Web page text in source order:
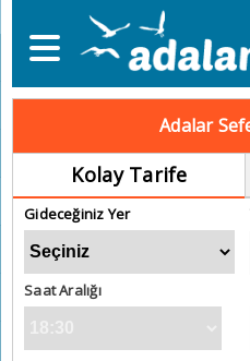
Adalar
Kolay Tarife
Gideceğiniz Yer
Saat Aralığı